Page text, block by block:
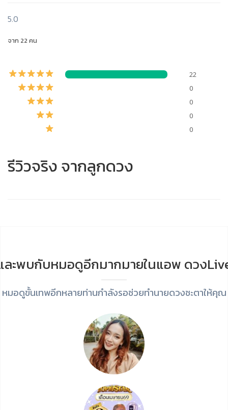
5.0
จาก 22 คน
22
0
0
0
0
รีวิวจริง จากลูกดวง
ละพบกับหมอดูอีกมากมายในแอพ ดวง
หมอดูขั้นเทพอีกหลายท่านกำลังรอช่วยทำนายดวงชะตาให้คุณ